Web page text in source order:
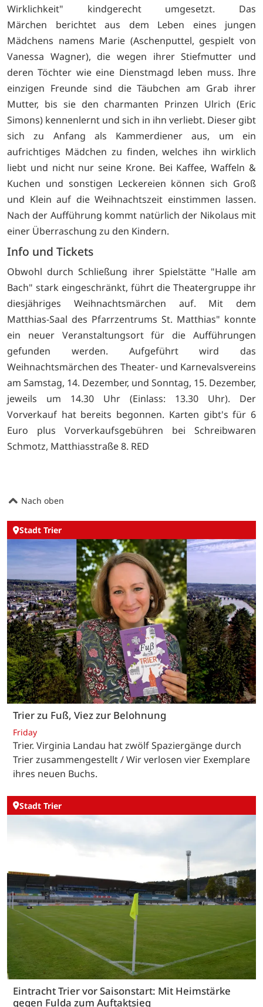
Wirklichkeit" kindgerecht umgesetzt. Das
Märchen berichtet aus dem Leben eines jungen
Mädchens namens Marie (Aschenputtel, gespielt von
Vanessa Wagner), die wegen ihrer Stiefmutter und
deren Töchter wie eine Dienstmagd leben muss. Ihre
einzigen Freunde sind die Täubchen am Grab ihrer
Mutter, bis sie den charmanten Prinzen Ulrich (Eric
Simons) kennenlernt und sich in ihn verliebt. Dieser gibt
sich zu Anfang als Kammerdiener aus, um ein
aufrichtiges Mädchen zu finden, welches ihn wirklich
liebt und nicht nur seine Krone. Bei Kaffee, Waffeln &
Kuchen und sonstigen Leckereien können sich Groß
und Klein auf die Weihnachtszeit einstimmen lassen.
Nach der Aufführung kommt natürlich der Nikolaus mit
einer Überraschung zu den Kindern.
Info und Tickets
Obwohl durch Schließung ihrer Spielstätte "Halle am
Bach" stark eingeschränkt, führt die Theatergruppe ihr
diesjähriges Weihnachtsmärchen auf. Mit dem
Matthias-Saal des Pfarrzentrums St. Matthias" konnte
ein neuer Veranstaltungsort für die Aufführungen
gefunden werden. Aufgeführt wird das
Weihnachtsmärchen des Theater- und Karnevalsvereins
am Samstag, 14. Dezember, und Sonntag, 15. Dezember,
jeweils um 14.30 Uhr (Einlass: 13.30 Uhr). Der
Vorverkauf hat bereits begonnen. Karten gibt's für 6
Euro plus Vorverkaufsgebühren bei Schreibwaren
Schmotz, Matthiasstraße 8. RED
Nach oben
Stadt Trier
Trier zu Fuß, Viez zur Belohnung
Friday
Trier. Virginia Landau hat zwölf Spaziergänge durch
Trier zusammengestellt / Wir verlosen vier Exemplare
ihres neuen Buchs.
Stadt Trier
Eintracht Trier vor Saisonstart: Mit Heimstärke
gegen Fulda zum Auftaktsieg